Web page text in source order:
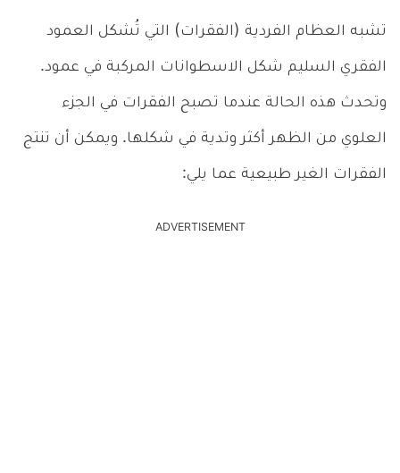
تشبه العظام الفردية (الفقرات) التي تُشكل العمود
الفقري السليم شكل الاسطوانات المركبة في عمود.
وتحدث هذه الحالة عندما تصبح الفقرات في الجزء
العلوي من الظهر أكثر وتدية في شكلها. ويمكن أن تنتج
الفقرات الغير طبيعية عما يلي:
ADVERTISEMENT